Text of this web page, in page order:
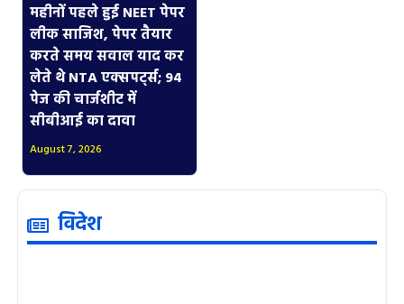
महीनों पहले हुई NEET पेपर
लीक साजिश, पेपर तैयार
करते समय सवाल याद कर
लेते थे NTA एक्सपर्ट्स; 94
पेज की चार्जशीट में
सीबीआई का दावा
August 7, 2026
विदेश